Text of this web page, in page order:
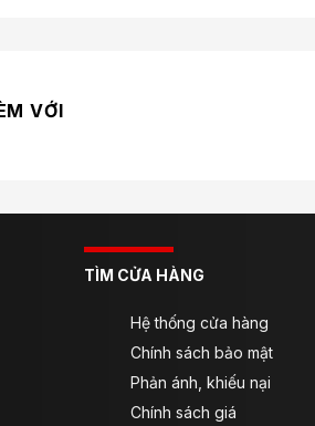
nam và nữ khẳng định: form dáng,
phong cách năng động.
Quan Về Áo Giáp LS2
VỚI
TÌM CỬA HÀNG
Hệ thống cửa hàng
Chính sách bảo mật
Phản ánh, khiếu nại
Chính sách giá